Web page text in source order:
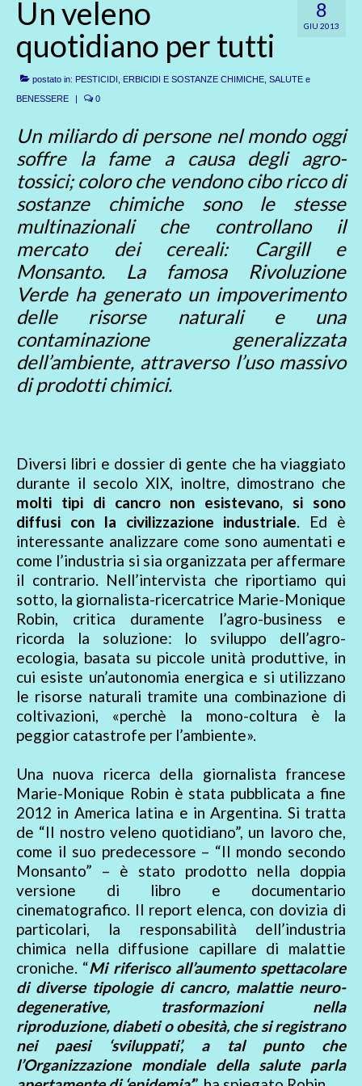
8
GIU 2013
Un veleno
quotidiano per tutti
postato in: PESTICIDI, ERBICIDI E SOSTANZE CHIMICHE SALUTE e
BENESSERE
| 0
Un miliardo di persone nel mondo oggi
soffre la fame a causa degli agro-
tossici; coloro che vendono cibo ricco di
sostanze chimiche sono le stesse
multinazionali che controllano il
mercato dei cereali: Cargill e
Monsanto. La famosa Rivoluzione
Verde ha generato un impoverimento
delle risorse naturali e una
contaminazione generalizzata
dell’ambiente, attraverso l’uso massivo
di prodotti chimici.
Diversi libri e dossier di gente che ha viaggiato
durante il secolo XIX, inoltre, dimostrano che
molti tipi di cancro non esistevano, si sono
diffusi con la civilizzazione industriale. Ed è
interessante analizzare come sono aumentati e
come l’industria si sia organizzata per affermare
il contrario. Nell’intervista che riportiamo qui
sotto, la giornalista-ricercatrice Marie-Monique
Robin, critica duramente l’agro-business e
ricorda la soluzione: lo sviluppo dell’agro-
ecologia, basata su piccole unità produttive, in
cui esiste un’autonomia energica e si utilizzano
le risorse naturali tramite una combinazione di
coltivazioni, «perchè la mono-coltura è la
peggior catastrofe per l’ambiente».
Una nuova ricerca della giornalista francese
Marie-Monique Robin è stata pubblicata a fine
2012 in America latina e in Argentina. Si tratta
de “Il nostro veleno quotidiano”, un lavoro che,
come il suo predecessore – “Il mondo secondo
Monsanto” – è stato prodotto nella doppia
versione di libro e documentario
cinematografico. Il report elenca, con dovizia di
particolari, la responsabilità dell’industria
chimica nella diffusione capillare di malattie
croniche. “Mi riferisco all’aumento spettacolare
di diverse tipologie di cancro, malattie neuro-
degenerative, trasformazioni nella
riproduzione, diabeti o obesità, che si registrano
nei paesi ‘sviluppati’, a tal punto che
l’Organizzazione mondiale della salute parla